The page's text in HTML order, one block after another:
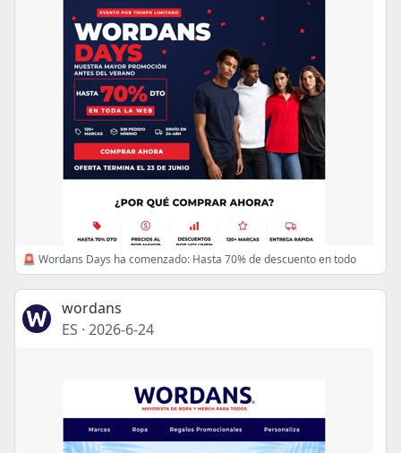
🚨 Wordans Days ha comenzado: Hasta 70% de descuento en todo
wordans
ES · 2026-6-24